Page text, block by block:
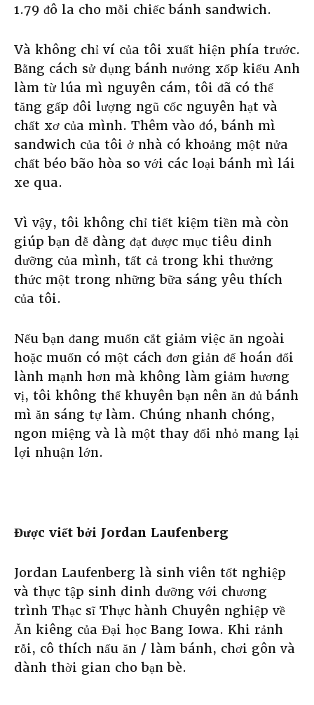
1.79 đô la cho mỗi chiếc bánh sandwich.
Và không chỉ ví của tôi xuất hiện phía trước.
Bằng cách sử dụng bánh nướng xốp kiểu Anh
làm từ lúa mì nguyên cám, tôi đã có thể
tăng gấp đôi lượng ngũ cốc nguyên hạt và
chất xơ của mình. Thêm vào đó, bánh mì
sandwich của tôi ở nhà có khoảng một nửa
chất béo bão hòa so với các loại bánh mì lái
xe qua.
Vì vậy, tôi không chỉ tiết kiệm tiền mà còn
giúp bạn dễ dàng đạt được mục tiêu dinh
dưỡng của mình, tất cả trong khi thưởng
thức một trong những bữa sáng yêu thích
của tôi.
Nếu bạn đang muốn cắt giảm việc ăn ngoài
hoặc muốn có một cách đơn giản để hoán đổi
lành mạnh hơn mà không làm giảm hương
vị, tôi không thể khuyên bạn nên ăn đủ bánh
mì ăn sáng tự làm. Chúng nhanh chóng,
ngon miệng và là một thay đổi nhỏ mang lại
lợi nhuận lớn.
Được viết bởi Jordan Laufenberg
Jordan Laufenberg là sinh viên tốt nghiệp
và thực tập sinh dinh dưỡng với chương
trình Thạc sĩ Thực hành Chuyên nghiệp về
Ăn kiêng của Đại học Bang Iowa. Khi rảnh
rỗi, cô thích nấu ăn / làm bánh, chơi gôn và
dành thời gian cho bạn bè.